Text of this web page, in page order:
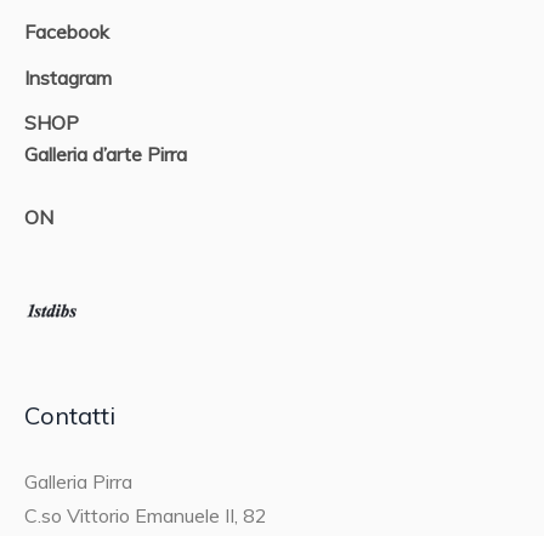
Facebook
Instagram
SHOP
Galleria d’arte Pirra
ON
Contatti
Galleria Pirra
C.so Vittorio Emanuele II, 82